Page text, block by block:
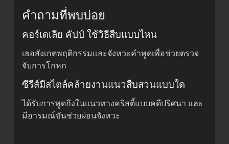
คำถามที่พบบ่อย
คอร์เดเลีย คัปป์ ใช้วิธีสืบแบบไหน
เธอสังเกตพฤติกรรมและจังหวะคำพูดเพื่อช่วยตรวจ
จับการโกหก
ซีรีส์มีสไตล์คล้ายงานแนวสืบสวนแบบใด
ได้รับการพูดถึงในแนวทางคริสตี้แบบคดีปริศนา และ
มีอารมณ์ขันช่วยผ่อนจังหวะ